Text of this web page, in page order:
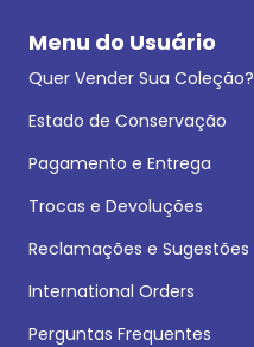
Menu do Usuário
Quer Vender Sua Coleção?
Estado de Conservação
Pagamento e Entrega
Trocas e Devoluções
Reclamações e Sugestões
International Orders
Perguntas Frequentes